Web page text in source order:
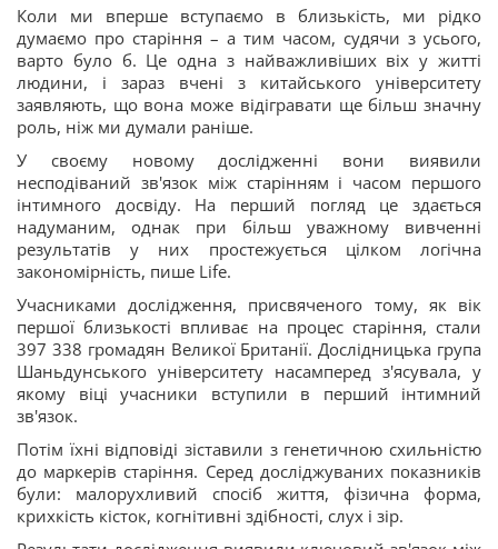
Коли ми вперше вступаємо в близькість, ми рідко
думаємо про старіння – а тим часом, судячи з усього,
варто було б. Це одна з найважливіших віх у житті
людини, і зараз вчені з китайського університету
заявляють, що вона може відігравати ще більш значну
роль, ніж ми думали раніше.
У своєму новому дослідженні вони виявили
несподіваний зв'язок між старінням і часом першого
інтимного досвіду. На перший погляд це здається
надуманим, однак при більш уважному вивченні
результатів у них простежується цілком логічна
закономірність, пише Life.
Учасниками дослідження, присвяченого тому, як вік
першої близькості впливає на процес старіння, стали
397 338 громадян Великої Британії. Дослідницька група
Шаньдунського університету насамперед з'ясувала, у
якому віці учасники вступили в перший інтимний
зв'язок.
Потім їхні відповіді зіставили з генетичною схильністю
до маркерів старіння. Серед досліджуваних показників
були: малорухливий спосіб життя, фізична форма,
крихкість кісток, когнітивні здібності, слух і зір.